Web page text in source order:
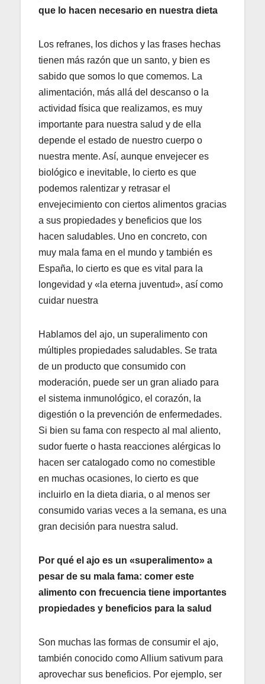
que lo hacen necesario en nuestra dieta
Los refranes, los dichos y las frases hechas
tienen más razón que un santo, y bien es
sabido que somos lo que comemos. La
alimentación, más allá del descanso o la
actividad física que realizamos, es muy
importante para nuestra salud y de ella
depende el estado de nuestro cuerpo o
nuestra mente. Así, aunque envejecer es
biológico e inevitable, lo cierto es que
podemos ralentizar y retrasar el
envejecimiento con ciertos alimentos gracias
a sus propiedades y beneficios que los
hacen saludables. Uno en concreto, con
muy mala fama en el mundo y también es
España, lo cierto es que es vital para la
longevidad y «la eterna juventud», así como
cuidar nuestra
Hablamos del ajo, un superalimento con
múltiples propiedades saludables. Se trata
de un producto que consumido con
moderación, puede ser un gran aliado para
el sistema inmunológico, el corazón, la
digestión o la prevención de enfermedades.
Si bien su fama con respecto al mal aliento,
sudor fuerte o hasta reacciones alérgicas lo
hacen ser catalogado como no comestible
en muchas ocasiones, lo cierto es que
incluirlo en la dieta diaria, o al menos ser
consumido varias veces a la semana, es una
gran decisión para nuestra salud.
Por qué el ajo es un «superalimento» a
pesar de su mala fama: comer este
alimento con frecuencia tiene importantes
propiedades y beneficios para la salud
Son muchas las formas de consumir el ajo,
también conocido como Allium sativum para
aprovechar sus beneficios. Por ejemplo, ser